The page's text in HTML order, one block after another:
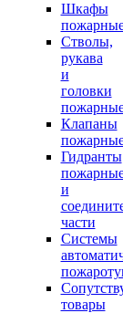
Шкафы
Стволы,
рукава
и
головки
Клапаны
Гидранты
и
части
Системы
товары